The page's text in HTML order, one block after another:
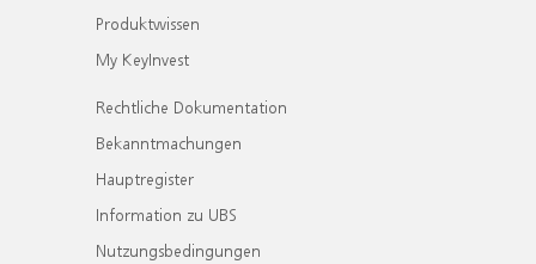
Produktwissen
My KeyInvest
Rechtliche Dokumentation
Bekanntmachungen
Hauptregister
Information zu UBS
Nutzungsbedingungen